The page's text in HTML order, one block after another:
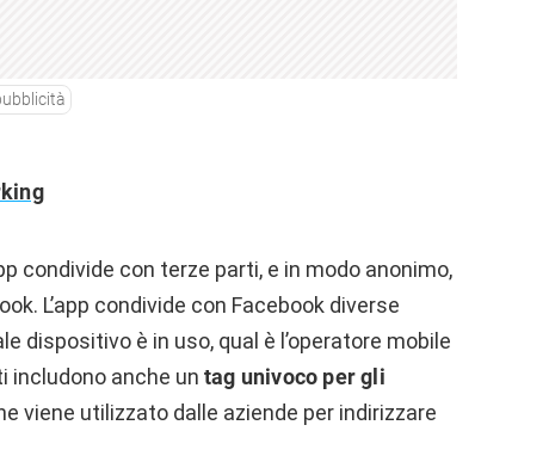
condivide con terze parti, e in modo anonimo,
L’app condivide con Facebook diverse
dispositivo è in uso, qual è l’operatore mobile
includono anche un tag univoco per gli
viene utilizzato dalle aziende per indirizzare